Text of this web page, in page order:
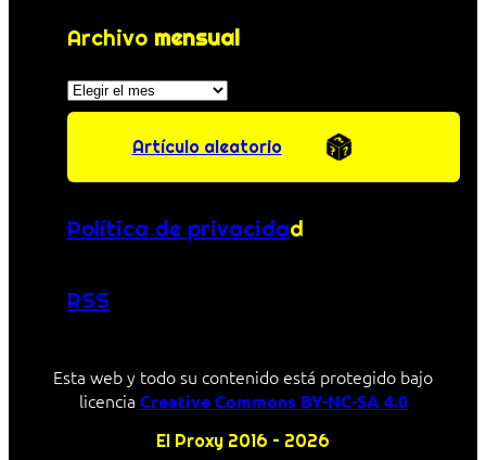
Archivo mensual
Archivos
Artículo aleatorio
Política de privacidad
RSS
Esta web y todo su contenido está protegido bajo
licencia Creative Commons BY-NC-SA 4.0
El Proxy 2016 – 2026